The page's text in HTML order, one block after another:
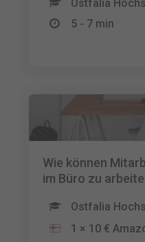
Ostfalia
5 - 7 min
Wie können
im Büro zu
Ostfalia
1 × 10 €